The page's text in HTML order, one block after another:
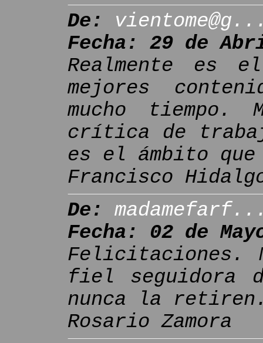
De:
Fecha: 29 de
Realmente es
mejores
mucho tiempo.
crítica de
es el ámbito
Francisco
De:
Fecha: 02 de
Felicitaciones.
fiel seguidora
nunca la
Rosario Zamora